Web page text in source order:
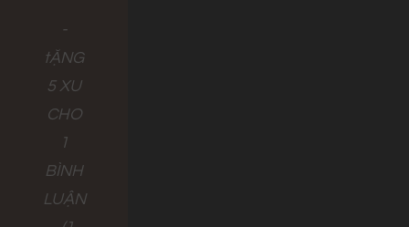
-
tẶNG
5 XU
CHO
1
BÌNH
LUẬN